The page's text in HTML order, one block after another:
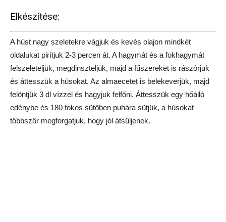
Elkészítése:
A húst nagy szeletekre vágjuk és kevés olajon mindkét
oldalukat pirítjuk 2-3 percen át. A hagymát és a fokhagymát
felszeleteljük, megdinszteljük, majd a fűszereket is rászórjuk
és áttesszük a húsokat. Az almaecetet is belekeverjük, majd
felöntjük 3 dl vízzel és hagyjuk felfőni. Áttesszük egy hőálló
edénybe és 180 fokos sütőben puhára sütjük, a húsokat
többször megforgatjuk, hogy jól átsüljenek.